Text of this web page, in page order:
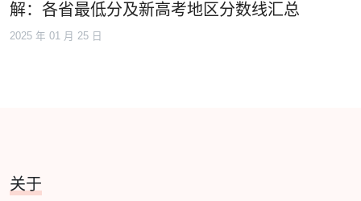
解：各省最低分及新高考地区分数线汇总
2025 年 01 月 25 日
关于